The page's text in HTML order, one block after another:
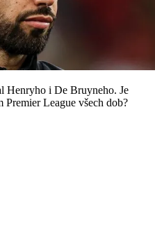
Henryho i De Bruyneho. Je
Premier League všech dob?